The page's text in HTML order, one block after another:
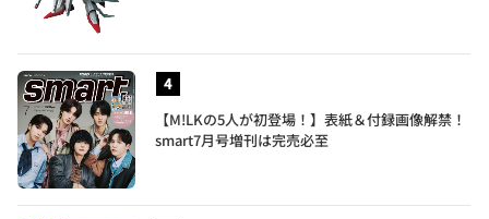
【M!LKの5人が初登場！】表紙＆付録画像解禁！
smart7月号増刊は完売必至